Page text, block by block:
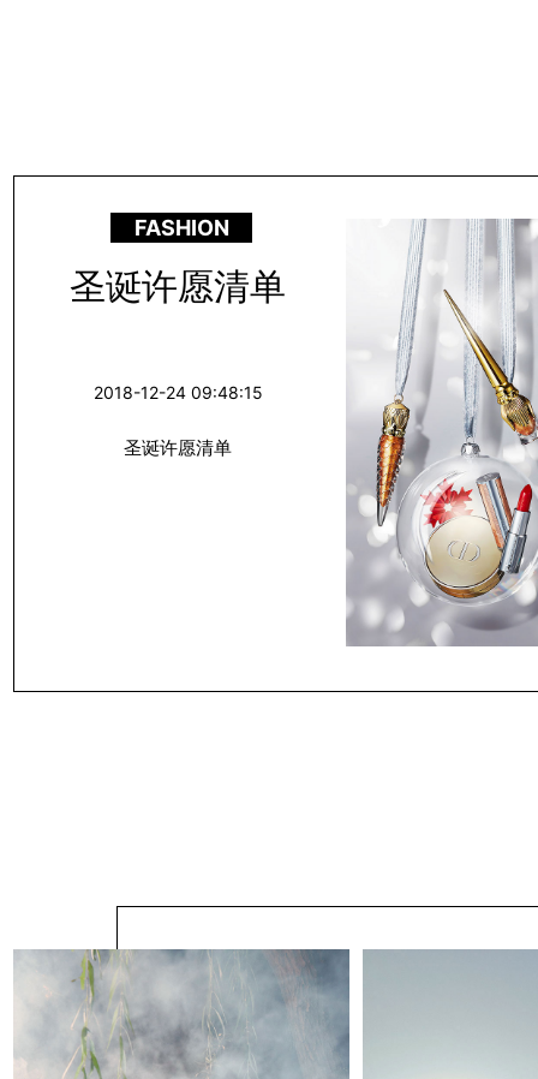
FASHION
圣诞许愿清单
2018-12-24 09:48:15
圣诞许愿清单